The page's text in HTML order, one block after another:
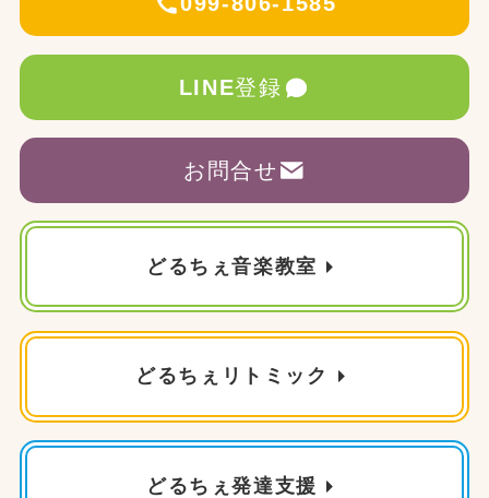
LINE登録
お問合せ
どるちぇ音楽教室
どるちぇリトミック
どるちぇ発達支援